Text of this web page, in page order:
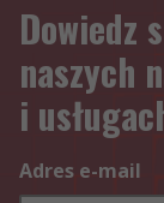
Dowiedz
naszych
i
Adres e-mail